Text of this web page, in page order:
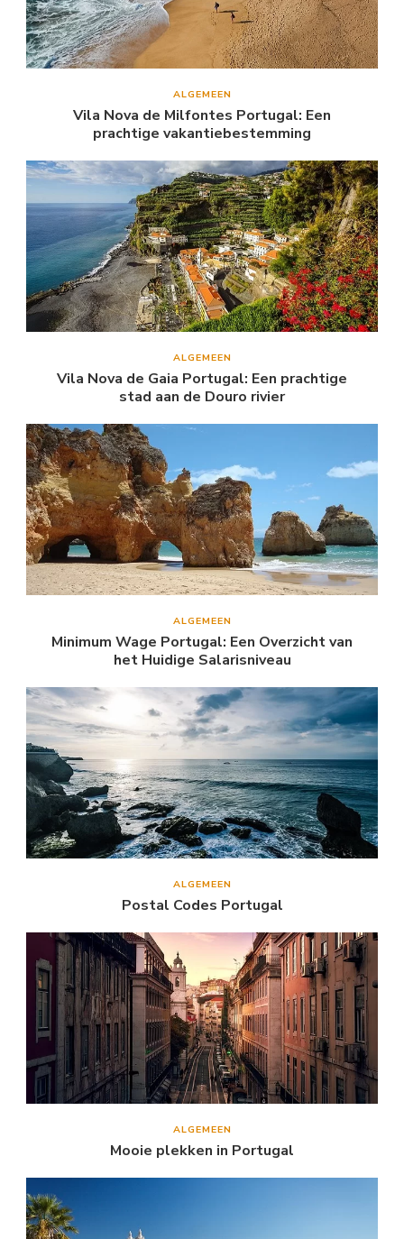
ALGEMEEN
Vila Nova de Milfontes Portugal: Een
prachtige vakantiebestemming
ALGEMEEN
Vila Nova de Gaia Portugal: Een prachtige
stad aan de Douro rivier
ALGEMEEN
Minimum Wage Portugal: Een Overzicht van
het Huidige Salarisniveau
ALGEMEEN
Postal Codes Portugal
ALGEMEEN
Mooie plekken in Portugal